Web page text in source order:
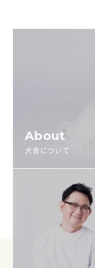
About
犬舎について